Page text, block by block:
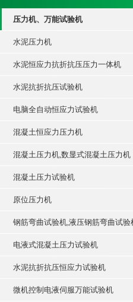
压力机、万能试验机
水泥压力机
水泥恒应力抗折抗压压力一体机
水泥抗折抗压试验机
电脑全自动恒应力试验机
混凝土恒应力压力机
混凝土压力机,数显式混凝土压力机
混凝土压力试验机
原位压力机
钢筋弯曲试验机,液压钢筋弯曲试验
电液式混凝土压力试验机
水泥抗折抗压恒应力试验机
微机控制电液伺服万能试验机